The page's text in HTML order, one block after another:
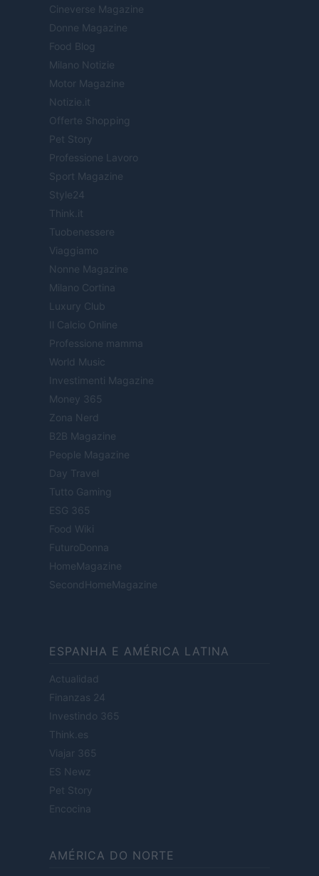
Cineverse Magazine
Donne Magazine
Food Blog
Milano Notizie
Motor Magazine
Notizie.it
Offerte Shopping
Pet Story
Professione Lavoro
Sport Magazine
Style24
Think.it
Tuobenessere
Viaggiamo
Nonne Magazine
Milano Cortina
Luxury Club
Il Calcio Online
Professione mamma
World Music
Investimenti Magazine
Money 365
Zona Nerd
B2B Magazine
People Magazine
Day Travel
Tutto Gaming
ESG 365
Food Wiki
FuturoDonna
HomeMagazine
SecondHomeMagazine
ESPANHA E AMÉRICA LATINA
Actualidad
Finanzas 24
Investindo 365
Think.es
Viajar 365
ES Newz
Pet Story
Encocina
AMÉRICA DO NORTE